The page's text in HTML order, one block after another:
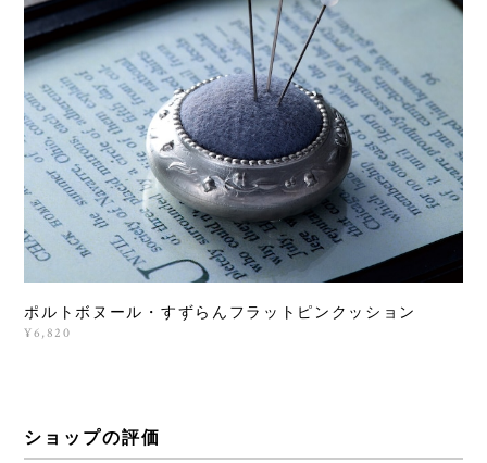
ポルトボヌール・すずらんフラットピンクッション
¥6,820
ショップの評価